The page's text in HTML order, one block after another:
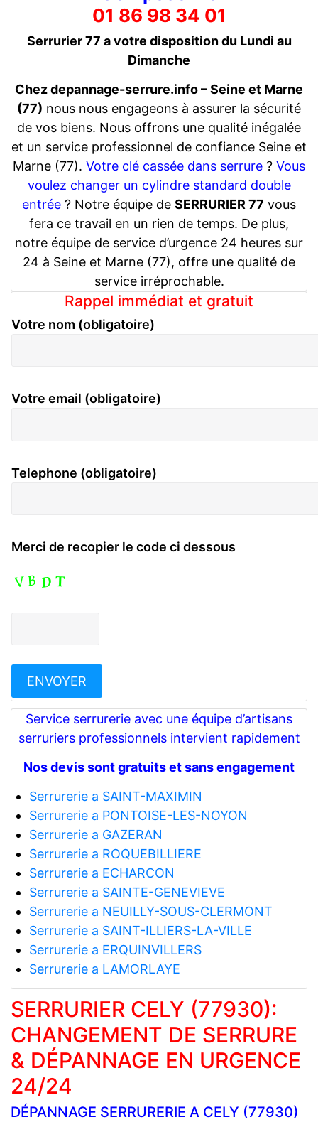
01 86 98 34 01
Serrurier 77 a votre disposition du Lundi au
Dimanche
Chez depannage-serrure.info – Seine et Marne
(77) nous nous engageons à assurer la sécurité
de vos biens. Nous offrons une qualité inégalée
et un service professionnel de confiance Seine et
Marne (77). Votre clé cassée dans serrure ? Vous
voulez changer un cylindre standard double
entrée ? Notre équipe de SERRURIER 77 vous
fera ce travail en un rien de temps. De plus,
notre équipe de service d’urgence 24 heures sur
24 à Seine et Marne (77), offre une qualité de
service irréprochable.
Rappel immédiat et gratuit
Votre nom (obligatoire)
Votre email (obligatoire)
Telephone (obligatoire)
Merci de recopier le code ci dessous
Service serrurerie avec une équipe d’artisans
serruriers professionnels intervient rapidement
Nos devis sont gratuits et sans engagement
Serrurerie a SAINT-MAXIMIN
Serrurerie a PONTOISE-LES-NOYON
Serrurerie a GAZERAN
Serrurerie a ROQUEBILLIERE
Serrurerie a ECHARCON
Serrurerie a SAINTE-GENEVIEVE
Serrurerie a NEUILLY-SOUS-CLERMONT
Serrurerie a SAINT-ILLIERS-LA-VILLE
Serrurerie a ERQUINVILLERS
Serrurerie a LAMORLAYE
SERRURIER CELY (77930):
CHANGEMENT DE SERRURE
& DÉPANNAGE EN URGENCE
24/24
DÉPANNAGE SERRURERIE A CELY (77930)